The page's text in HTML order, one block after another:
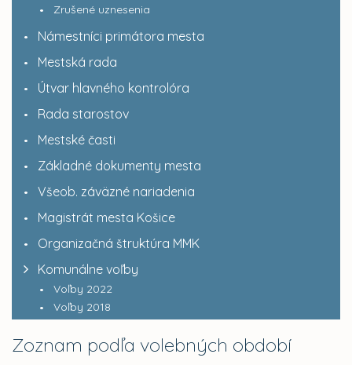
Zrušené uznesenia
Námestníci primátora mesta
Mestská rada
Útvar hlavného kontrolóra
Rada starostov
Mestské časti
Základné dokumenty mesta
Všeob. záväzné nariadenia
Magistrát mesta Košice
Organizačná štruktúra MMK
Komunálne voľby
Voľby 2022
Voľby 2018
Zoznam podľa volebných období